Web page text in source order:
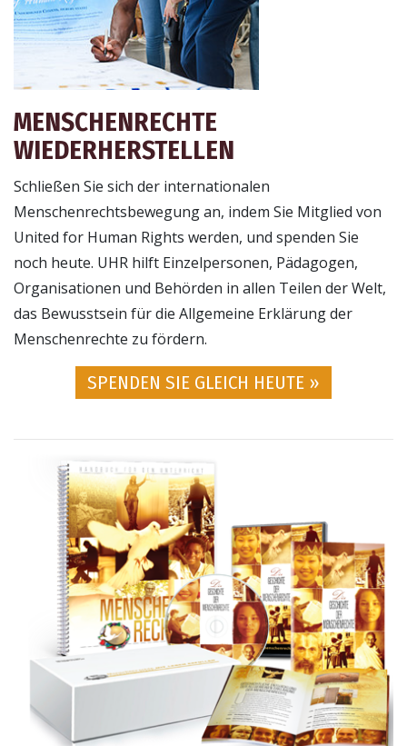
MENSCHENRECHTE
WIEDERHERSTELLEN
Schließen Sie sich der internationalen
Menschenrechtsbewegung an, indem Sie Mitglied von
United for Human Rights werden, und spenden Sie
noch heute. UHR hilft Einzelpersonen, Pädagogen,
Organisationen und Behörden in allen Teilen der Welt,
das Bewusstsein für die Allgemeine Erklärung der
Menschenrechte zu fördern.
SPENDEN SIE GLEICH HEUTE »